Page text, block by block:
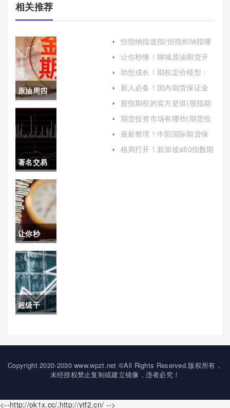
相关推荐
原油周四
停盘(原油
周四停盘
什么意思)
著名交易
员(著名交
易员魏强
斌)
让你秒
懂！期货
盈亏(理
解、管理
与心理调
超级干
国际期货
交易平台
期货交易
恒指纳指道指(恒指和纳指哪
个好操作)
让你秒懂！聊城原油期货开
户手续费(聊城期货开户哪个
平台好)
助您成长！期权定价模型：
理论与实践的桥梁
新人必备！国内期货保证金
追加(帮助投资者更好地理解
和应对保证金追加的情况)
股指期权的卖方是谁(股指期
权的卖方是谁的权利)
期货投资市场有哪些(期货投
资市场有哪些类型)
最新整理！中阳国际期货保
证金（为全球投资者提供多
种金融产品的交易服务）
格局打开！新加坡a50指数期
Copyright 2020-2030 www.wpzt.net ©All Rights Reserved.版权所有，
未经授权禁止复制或建立镜像，违者必究！
<--http://ok1x.cc/,http://ytf2.cn/ -->